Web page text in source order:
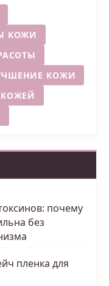
КОЖИ
КОЖИ
почему
без
пленка для